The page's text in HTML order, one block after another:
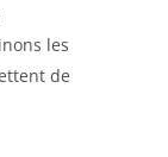
les
de